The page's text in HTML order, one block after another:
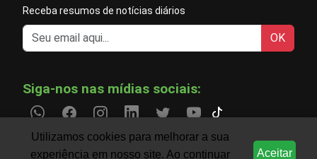
Receba resumos de notícias diários
OK
Siga-nos nas mídias sociais:
Utilizamos cookies para melhorar a sua
experiência em nosso site. Ao continuar
Aceitar